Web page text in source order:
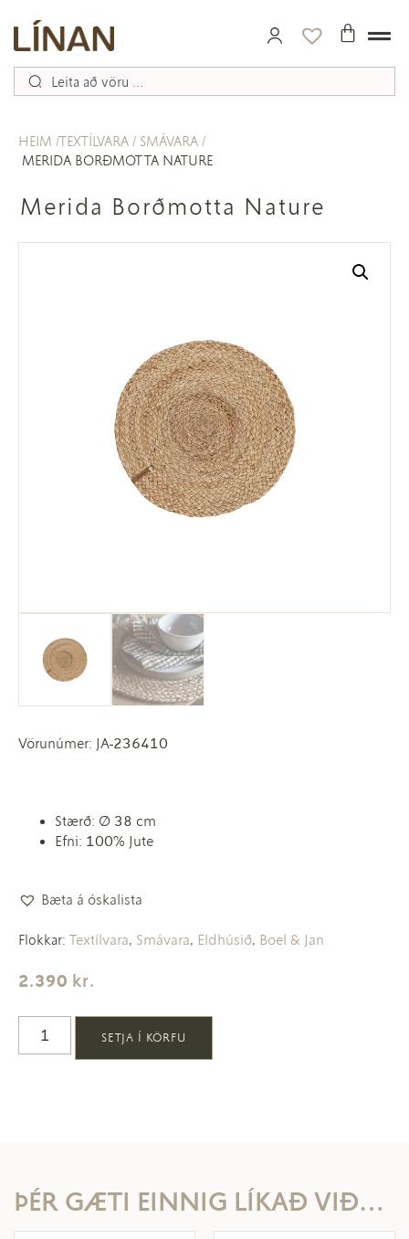
HEIM TEXTÍLVARA
SMÁVARA
MERIDA BORÐMOTTA NATURE
Merida Borðmotta Nature
Vörunúmer: JA-236410
Stærð: Ø 38 cm
Efni: 100% Jute
Bæta á óskalista
Flokkar: Textílvara, Smávara, Eldhúsið, Boel & Jan
2.390 kr.
SETJA Í KÖRFU
ÞÉR GÆTI EINNIG LÍKAÐ VIÐ…